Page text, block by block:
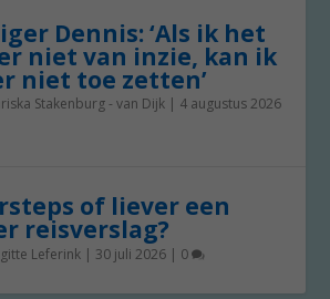
Dennis: ‘Als ik het
niet van inzie, kan ik
niet toe zetten’
Stakenburg - van Dijk | 4 augustus 2026
of liever een
reisverslag?
Leferink | 30 juli 2026 | 0